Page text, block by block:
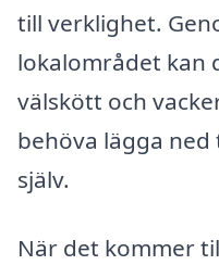
till verklighet.
lokalområdet kan
välskött och
behöva lägga
själv.
När det kommer